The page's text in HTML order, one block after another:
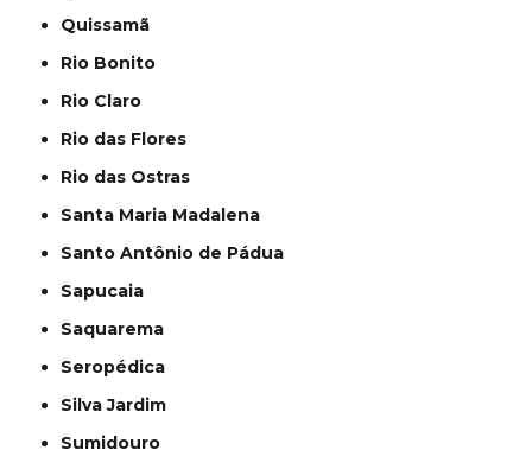
Quissamã
Rio Bonito
Rio Claro
Rio das Flores
Rio das Ostras
Santa Maria Madalena
Santo Antônio de Pádua
Sapucaia
Saquarema
Seropédica
Silva Jardim
Sumidouro